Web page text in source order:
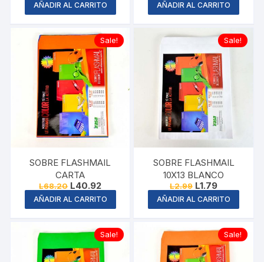
AÑADIR AL CARRITO AÑADIR AL CARRITO
Sale!
SOBRE FLASHMAIL
CARTA
L68.20 Original
price
was:
L68.20.
L40.92Current
price
is:
L40.92.
AÑADIR AL CARRITO
Sale!
SOBRE FLASHMAIL
10X13 BLANCO
L2.99 Original
price
was:
L2.99.
L1.79Current
price
is:
L1.79.
AÑADIR AL CARRITO
Sale! Sale!